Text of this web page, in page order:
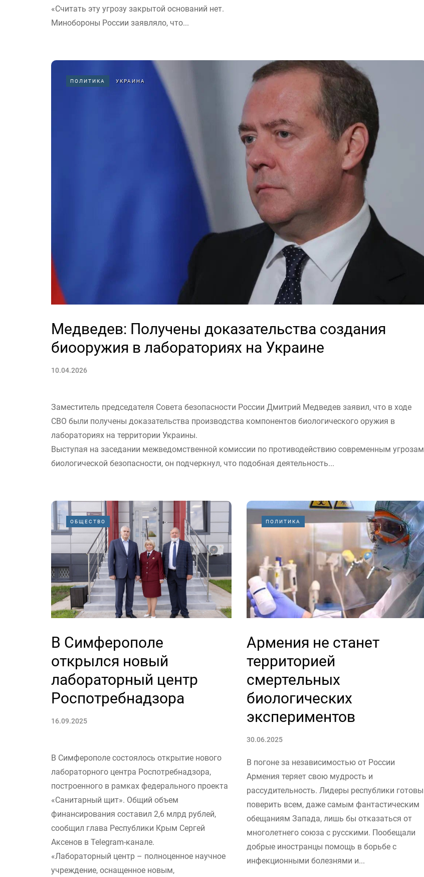
«Считать эту угрозу закрытой оснований нет.
Минобороны России заявляло, что...
ПОЛИТИКА УКРАИНА
Медведев: Получены доказательства создания
биооружия в лабораториях на Украине
10.04.2026
Заместитель председателя Совета безопасности России Дмитрий Медведев заявил, что в ходе
СВО были получены доказательства производства компонентов биологического оружия в
лабораториях на территории Украины.
Выступая на заседании межведомственной комиссии по противодействию современным угрозам
биологической безопасности, он подчеркнул, что подобная деятельность...
ОБЩЕСТВО
В Симферополе
открылся новый
лабораторный центр
Роспотребнадзора
16.09.2025
В Симферополе состоялось открытие нового
лабораторного центра Роспотребнадзора,
построенного в рамках федерального проекта
«Санитарный щит». Общий объем
финансирования составил 2,6 млрд рублей,
сообщил глава Республики Крым Сергей
Аксенов в Telegram-канале.
«Лабораторный центр – полноценное научное
учреждение, оснащенное новым,
ПОЛИТИКА
Армения не станет
территорией
смертельных
биологических
экспериментов
30.06.2025
В погоне за независимостью от России
Армения теряет свою мудрость и
рассудительность. Лидеры республики готовы
поверить всем, даже самым фантастическим
обещаниям Запада, лишь бы отказаться от
многолетнего союза с русскими. Пообещали
добрые иностранцы помощь в борьбе с
инфекционными болезнями и...